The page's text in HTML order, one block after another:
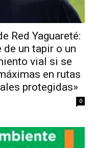
Red Yaguareté:
de un tapir o un
vial si se
en rutas
protegidas»
0